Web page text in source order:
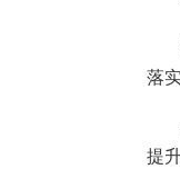
落
提升